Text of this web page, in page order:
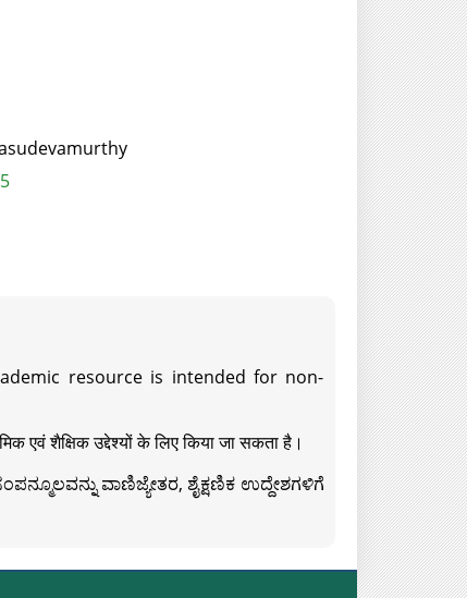
resource is intended for non-
एवं शैक्षिक उद्देश्यों के लिए किया जा सकता है।
ವಾಣಿಜ್ಯೇತರ, ಶೈಕ್ಷಣಿಕ ಉದ್ದೇಶಗಳಿಗೆ